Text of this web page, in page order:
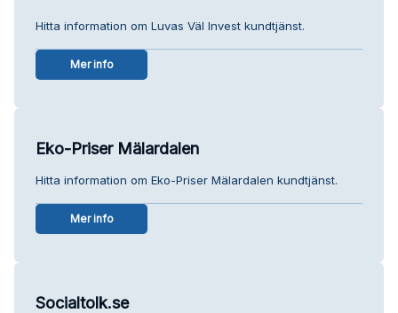
Hitta information om Luvas Väl Invest kundtjänst.
Mer info
Eko-Priser Mälardalen
Hitta information om Eko-Priser Mälardalen kundtjänst.
Mer info
Socialtolk.se